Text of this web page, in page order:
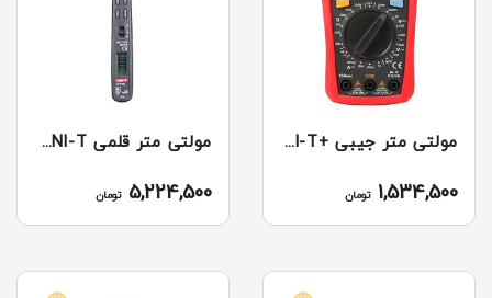
مولتی متر جیبی +UT33D UNI-T
1,534,500 تومان
مولتی متر قلمی UT118B UNI-T
5,224,500 تومان